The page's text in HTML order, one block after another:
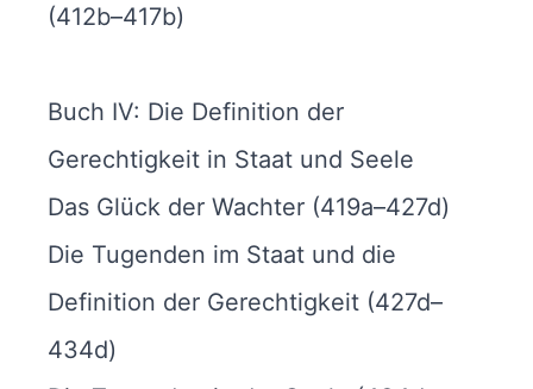
(412b–417b)
Buch IV: Die Definition der
Gerechtigkeit in Staat und Seele
Das Glück der Wachter (419a–427d)
Die Tugenden im Staat und die
Definition der Gerechtigkeit (427d–
434d)